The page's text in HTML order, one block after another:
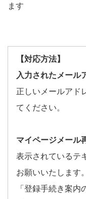
ます
【対応方法】
入力されたメール
正しいメールアド
てください。
マイページメール
表示されているテ
お願いいたします。
「登録手続き案